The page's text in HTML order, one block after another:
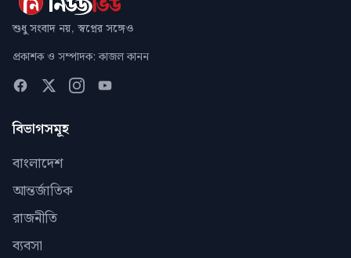
শুধু সংবাদ নয়, স্বপ্নের সঙ্গেও
প্রকাশক ও সম্পাদক: কাজল কানন
বিভাগসমূহ
বাংলাদেশ
আন্তর্জাতিক
রাজনীতি
ব্যবসা